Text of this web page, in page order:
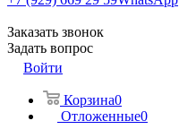
Заказать звонок
Задать вопрос
Войти
Корзина0
Отложенные0